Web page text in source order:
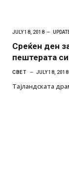
JULY 18, 2018
Среќен ден
пештерата
СВЕТ JULY 18, 2018
Тајландската